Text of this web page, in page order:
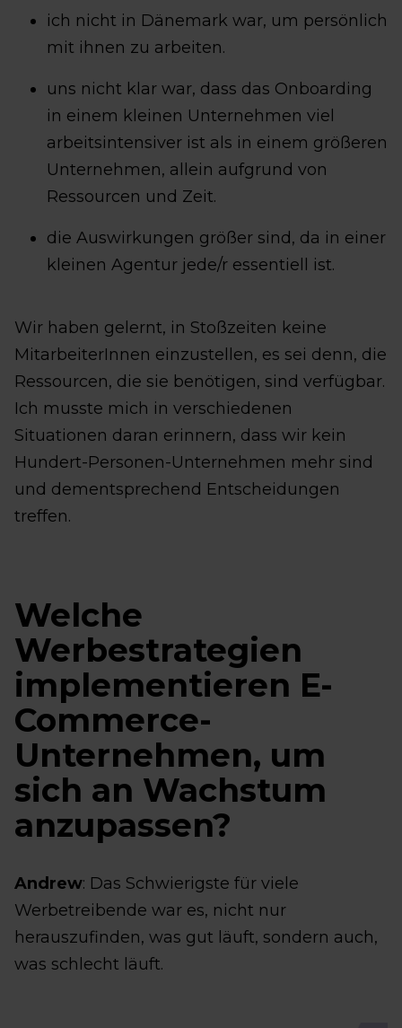
ich nicht in Dänemark war, um persönlich
mit ihnen zu arbeiten.
uns nicht klar war, dass das Onboarding
in einem kleinen Unternehmen viel
arbeitsintensiver ist als in einem größeren
Unternehmen, allein aufgrund von
Ressourcen und Zeit.
die Auswirkungen größer sind, da in einer
kleinen Agentur jede/r essentiell ist.
Wir haben gelernt, in Stoßzeiten keine
MitarbeiterInnen einzustellen, es sei denn, die
Ressourcen, die sie benötigen, sind verfügbar.
Ich musste mich in verschiedenen
Situationen daran erinnern, dass wir kein
Hundert-Personen-Unternehmen mehr sind
und dementsprechend Entscheidungen
treffen.
Welche
Werbestrategien
implementieren E-
Commerce-
Unternehmen, um
sich an Wachstum
anzupassen?
Andrew: Das Schwierigste für viele
Werbetreibende war es, nicht nur
herauszufinden, was gut läuft, sondern auch,
was schlecht läuft.